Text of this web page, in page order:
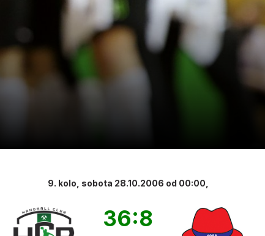
9. kolo, sobota 28.10.2006 od 00:00,
36:8